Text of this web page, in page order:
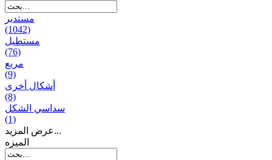
مستدير
(1042)
مستطيل
(76)
مربع
(9)
أشكال أخرى
(8)
سداسي الشكل
(1)
عرض المزيد...
المیزه